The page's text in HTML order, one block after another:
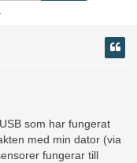
som har fungerat
med min dator (via
fungerar till